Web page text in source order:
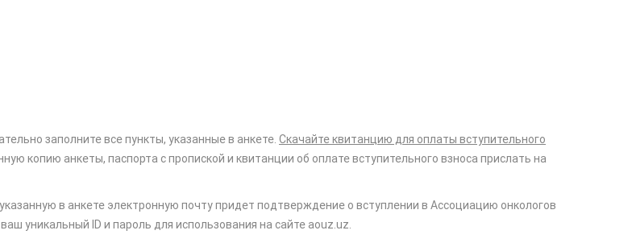
заполните все пункты, указанные в анкете. Скачайте квитанцию для оплаты вступительного
копию анкеты, паспорта с пропиской и квитанции об оплате вступительного взноса прислать на
в анкете электронную почту придет подтверждение о вступлении в Ассоциацию онкологов
уникальный ID и пароль для использования на сайте aouz.uz.